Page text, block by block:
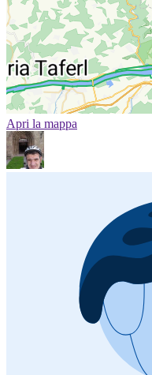
Apri la mappa